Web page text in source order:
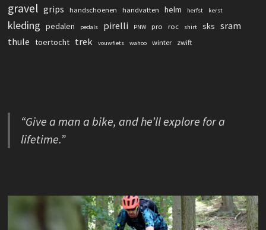
gravel grips handschoenen handvatten helm herfst kerst
kleding pedalen pedals pirelli PNW pro roc shirt sks sram
thule toertocht trek vouwfiets wahoo winter zwift
“Give a man a bike, and he’ll explore for a
lifetime.”